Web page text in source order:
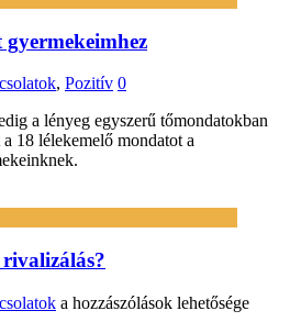
gyermekeimhez
, Pozitív 0
a lényeg egyszerű tőmondatokban
18 lélekemelő mondatot a
Elkerülhető
a hozzászólások lehetősége